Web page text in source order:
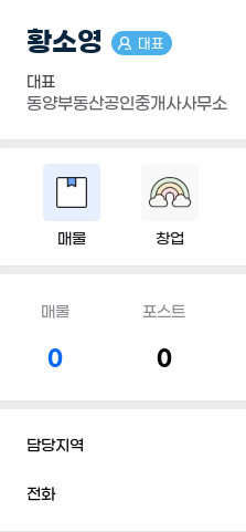
황소영 대표
대표
동양부동산공인중개사사무소
매물 창업
매물
0
포스트
0
담당지역
전화